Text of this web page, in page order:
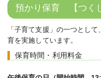
預かり保育 【つく
「子育て支援」の一つとし
育を実施しています。
保育時間・利用料金